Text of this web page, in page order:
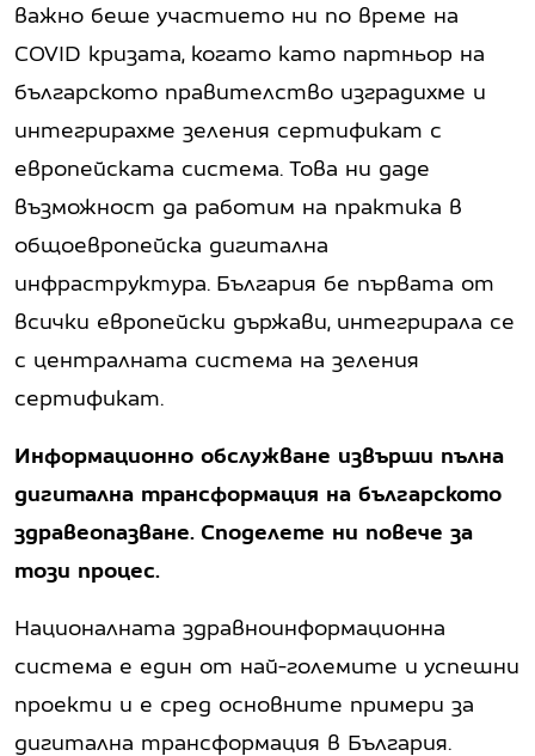
важно беше участието ни по време на
COVID кризата, когато като партньор на
българското правителство изградихме и
интегрирахме зеления сертификат с
европейската система. Това ни даде
възможност да работим на практика в
общоевропейска дигитална
инфраструктура. България бе първата от
всички европейски държави, интегрирала се
с централната система на зеления
сертификат.
Информационно обслужване извърши пълна
дигитална трансформация на българското
здравеопазване. Споделете ни повече за
този процес.
Националната здравноинформационна
система е един от най-големите и успешни
проекти и е сред основните примери за
дигитална трансформация в България.